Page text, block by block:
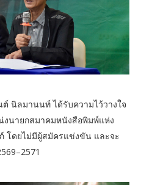
นิลมานนท์ ได้รับความไว้วางใจ
นายกสมาคมหนังสือพิมพ์แห่ง
โดยไม่มีผู้สมัครแข่งขัน และจะ